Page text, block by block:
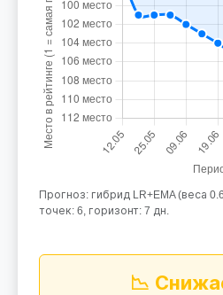
Прогноз: гибрид LR+EMA (веса
точек: 6, горизонт: 7 дн.
📉